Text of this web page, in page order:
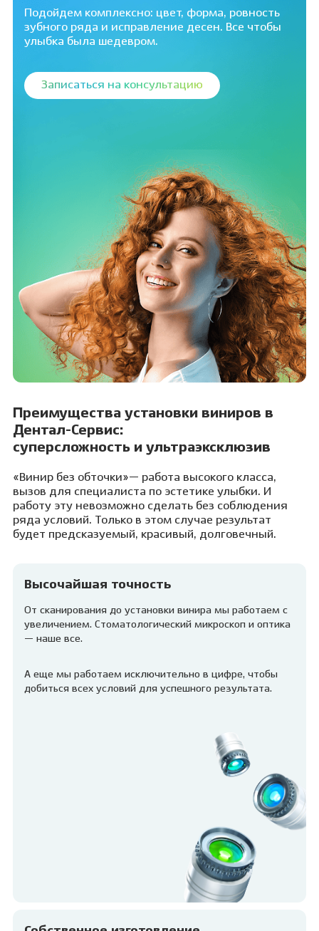
Подойдем комплексно: цвет, форма, ровность
зубного ряда и исправление десен. Все чтобы
улыбка была шедевром.
Записаться на консультацию
Преимущества установки виниров в
Дентал-Сервис:
суперсложность и ультраэксклюзив
«Винир без обточки»— работа высокого класса,
вызов для специалиста по эстетике улыбки. И
работу эту невозможно сделать без соблюдения
ряда условий. Только в этом случае результат
будет предсказуемый, красивый, долговечный.
Высочайшая точность
От сканирования до установки винира мы работаем с
увеличением. Стоматологический микроскоп и оптика
— наше все.
А еще мы работаем исключительно в цифре, чтобы
добиться всех условий для успешного результата.